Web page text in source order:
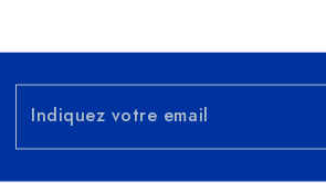
Indiquez votre email